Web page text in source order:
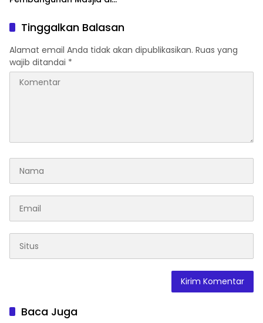
Tinggalkan Balasan
Alamat email Anda tidak akan dipublikasikan. Ruas yang
wajib ditandai *
Baca Juga